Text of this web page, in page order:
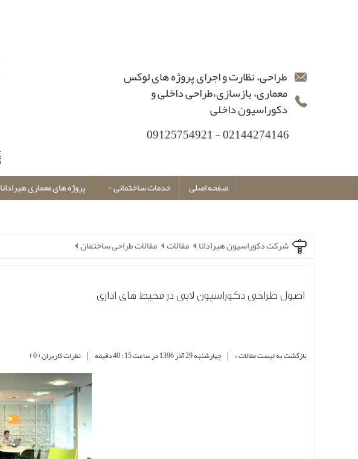
طراحی، نظارت و اجرای پروژه های لوکس
معماری، بازسازی،طراحی داخلی و
دکوراسیون داخلی
02144274146 - 09125754921
صفحه اصلی خدمات ساختمانی پروژه های معماری هیرادانا
شرکت دکوراسیون هیرادانا مقالات مقالات طراحی ساختمان
اصول طراحی دکوراسیون لابی در محیط های اداری
بازگشت به لیست مقالات » | چهارشنبه 29 آذر 1396 در ساعت 15 : 40 دقیقه | نظرات کاربران ( 0 )